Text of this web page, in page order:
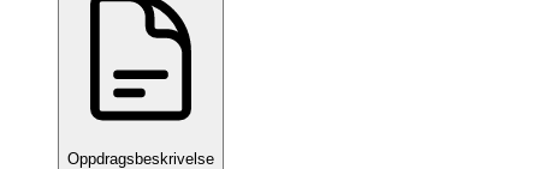
Oppdragsbeskrivelse